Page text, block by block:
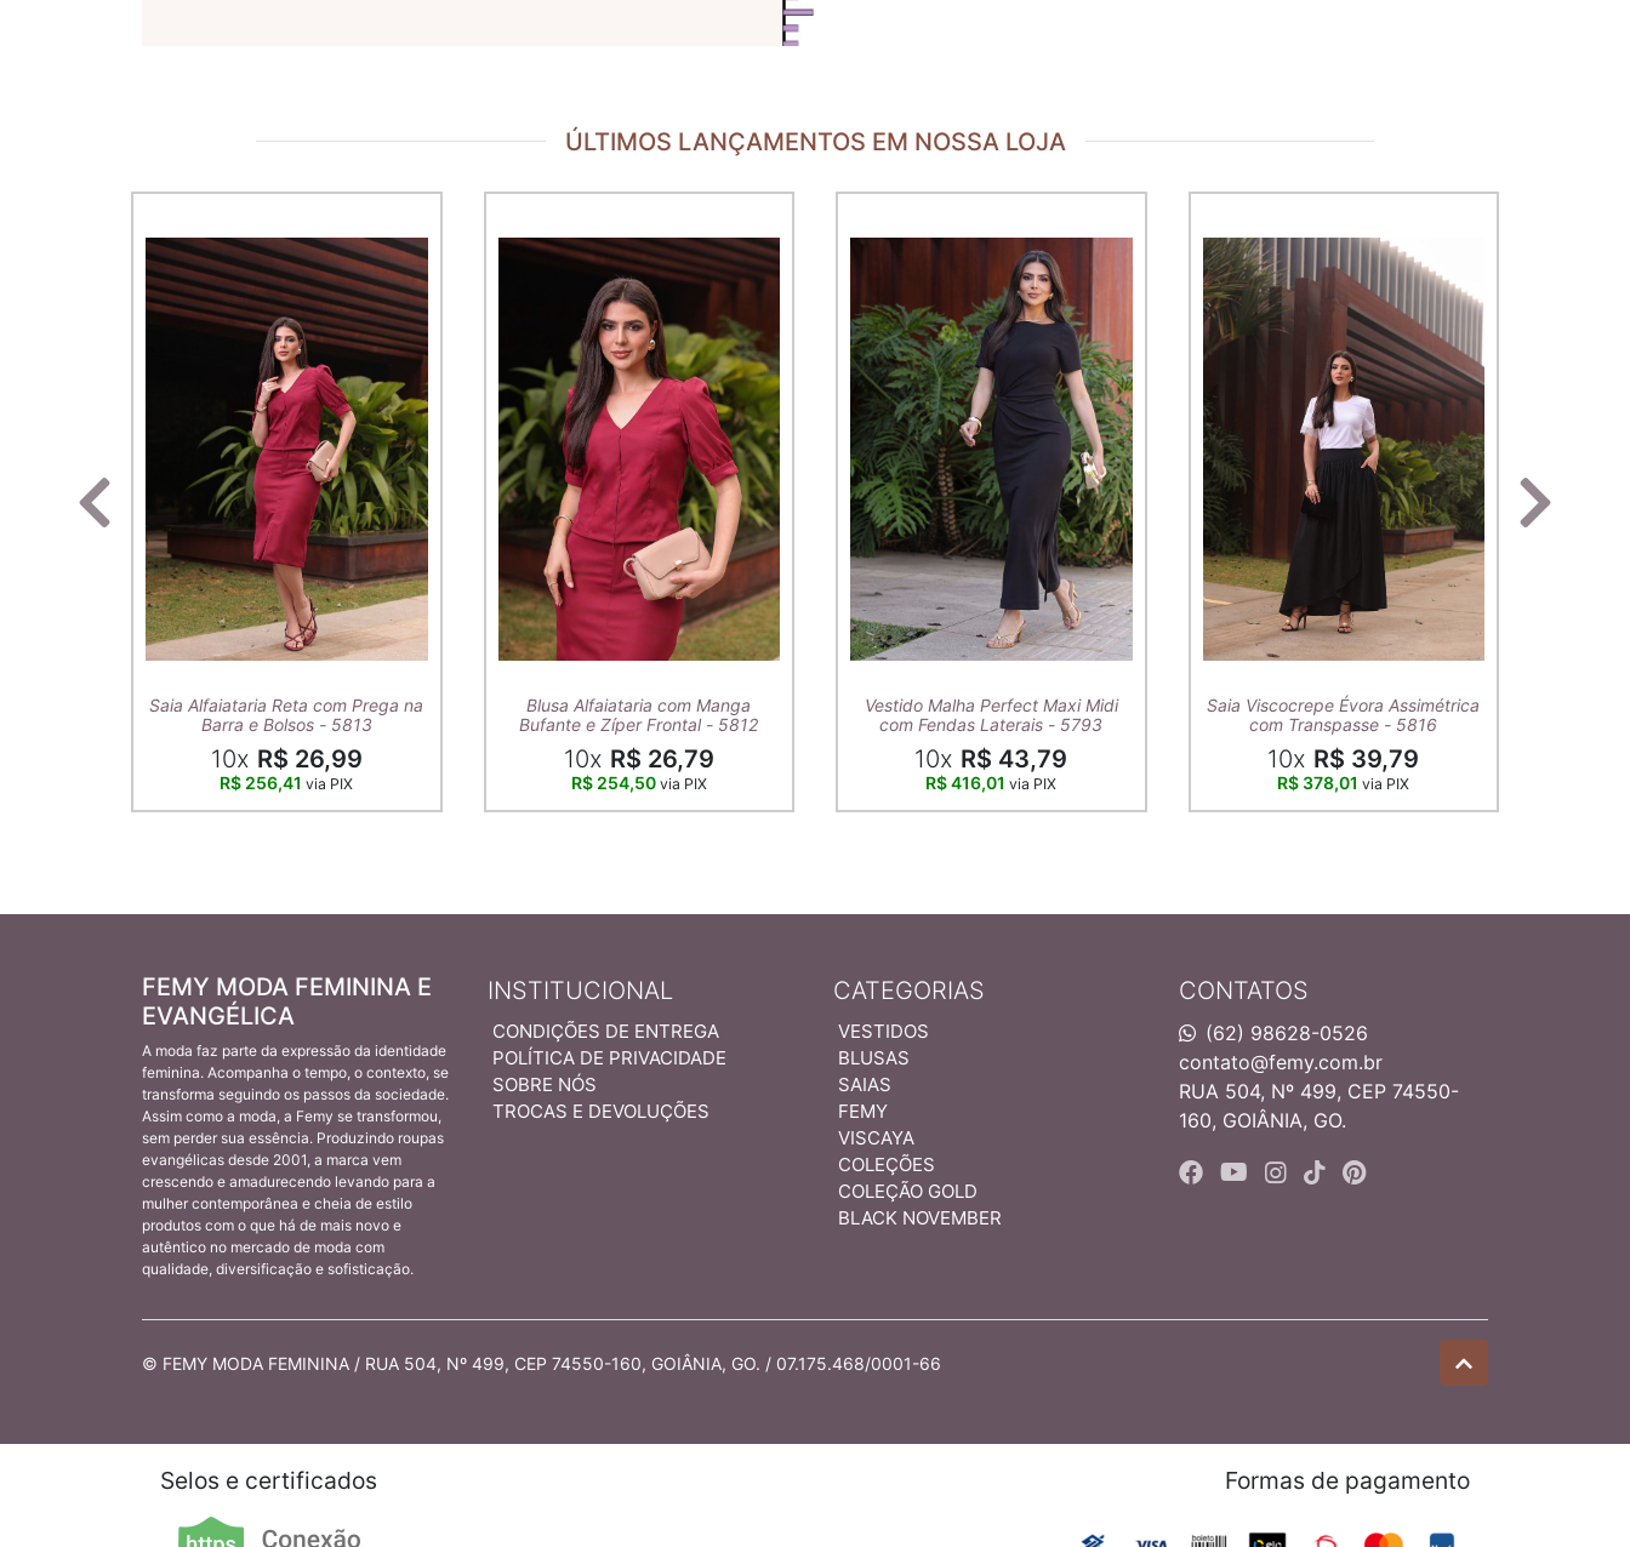
ÚLTIMOS LANÇAMENTOS EM NOSSA LOJA
Saia Alfaiataria Reta com Prega na
Barra e Bolsos - 5813
10x R$ 26,99
R$ 256,41via PIX
Blusa Alfaiataria com Manga
Bufante e Zíper Frontal - 5812
10x R$ 26,79
R$ 254,50 via PIX
Vestido Malha Perfect Maxi Midi
com Fendas Laterais - 5793
10x R$ 43,79
R$ 416,01via PIX
Saia Viscocrepe Évora Assimétrica
com Transpasse - 5816
10x R$ 39,79
R$ 378,01via PIX
CONTATOS
(62) 98628-0526
contato@femy.com.br
RUA 504, Nº 499, CEP 74550-
160, GOIÂNIA, GO.
INSTITUCIONAL
CONDIÇÕES DE ENTREGA
POLÍTICA DE PRIVACIDADE
SOBRE NÓS
TROCAS E DEVOLUÇÕES
CATEGORIAS
VESTIDOS
BLUSAS
SAIAS
FEMY
VISCAYA
COLEÇÕES
COLEÇÃO GOLD
BLACK NOVEMBER
FEMY MODA FEMININA E
EVANGÉLICA
A moda faz parte da expressão da identidade
feminina. Acompanha o tempo, o contexto, se
transforma seguindo os passos da sociedade.
Assim como a moda, a Femy se transformou,
sem perder sua essência. Produzindo roupas
evangélicas desde 2001, a marca vem
crescendo e amadurecendo levando para a
mulher contemporânea e cheia de estilo
produtos com o que há de mais novo e
autêntico no mercado de moda com
qualidade, diversificação e sofisticação.
© FEMY MODA FEMININA / RUA 504, Nº 499, CEP 74550-160, GOIÂNIA, GO. / 07.175.468/0001-66
Selos e certificados Formas de pagamento